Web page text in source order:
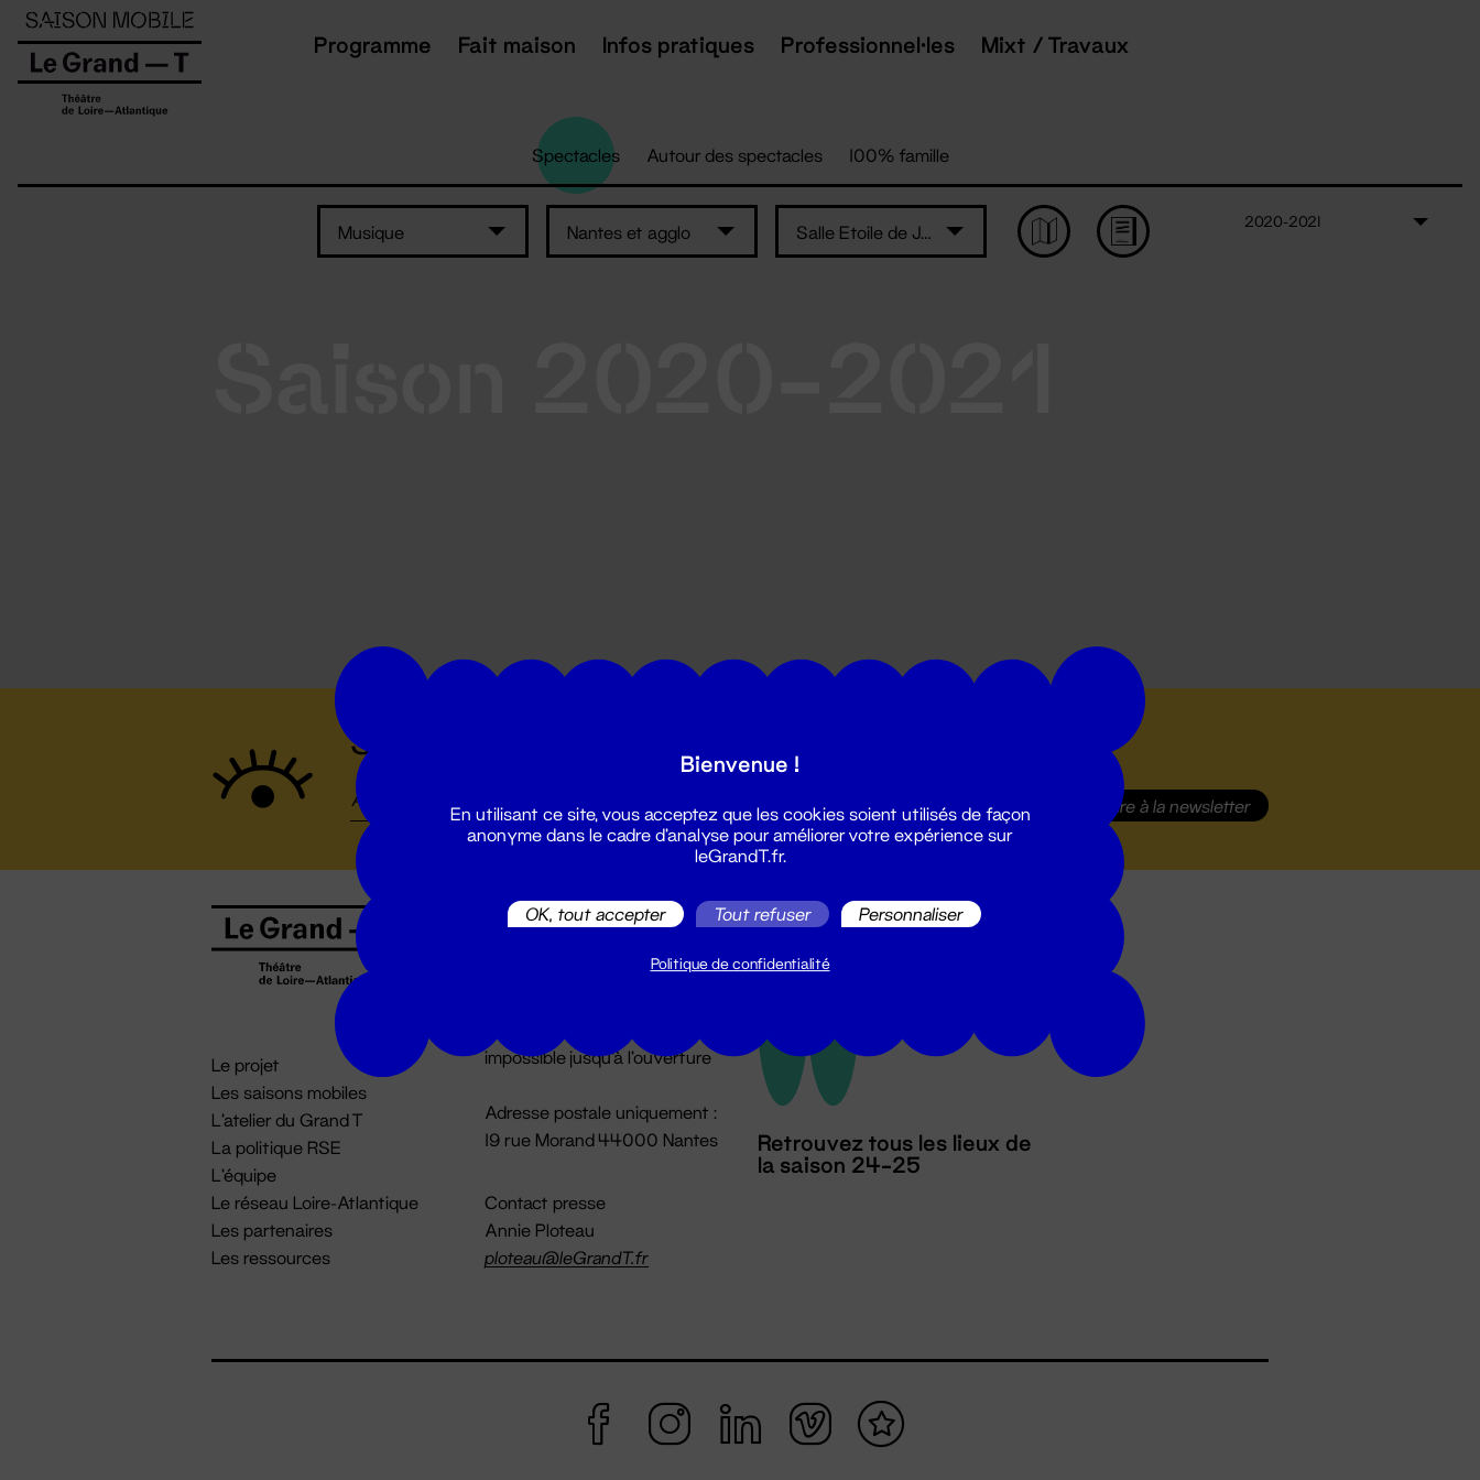
Programme Fait maison Infos pratiques Professionnel·les Mixt / Travaux
Spectacles Autour des spectacles 100% famille
Musique Nantes et agglo Salle Etoile de Jade -St-Brévin-les-Pins
2020-2021
Suivez toutes les actualités du Grand T :
S'inscrire à la newsletter
Le projet
Les saisons mobiles
L'atelier du Grand T
La politique RSE
L'équipe
Le réseau Loire-Atlantique
Les partenaires
Les ressources
Billetterie
billetterie@leGrandT.fr
impossible jusqu'à l'ouverture
Adresse postale uniquement :
19 rue Morand 44000 Nantes
Contact presse
Annie Ploteau
ploteau@leGrandT.fr
Retrouvez tous les lieux de
la saison 24-25
Panneau de gestion des cookies
Bienvenue !
En utilisant ce site, vous acceptez que les cookies soient utilisés de façon
anonyme dans le cadre d'analyse pour améliorer votre expérience sur
leGrandT.fr.
OK, tout accepter Tout refuser Personnaliser
Politique de confidentialité